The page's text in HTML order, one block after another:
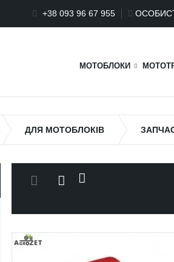
+38 093 96 67 955
МОТОБЛОКИ
ДЛЯ МОТОБЛОКІВ